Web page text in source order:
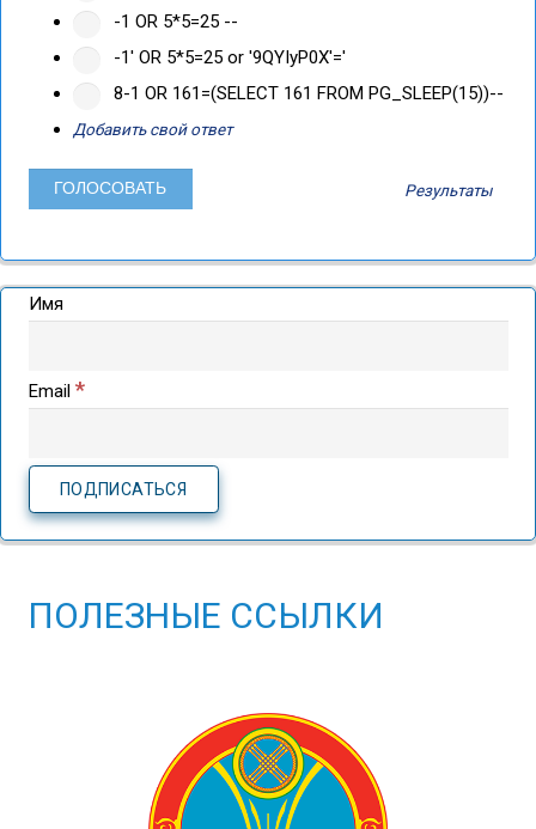
-1 OR 5*5=25 --
-1' OR 5*5=25 or '9QYIyP0X'='
8-1 OR 161=(SELECT 161 FROM PG_SLEEP(15))--
Добавить свой ответ
Результаты
Имя
Email *
ПОЛЕЗНЫЕ ССЫЛКИ